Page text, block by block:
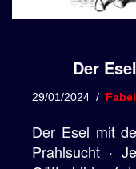
Der
29/01/2024
Der Esel mit
Prahlsucht ·